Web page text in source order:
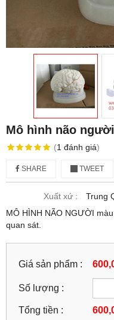
Mô hình não người
(1 đánh giá)
SHARE TWEET
Xuất xứ :
Trung
MÔ HÌNH NÃO NGƯỜI
quan sát.
Giá sản phẩm :
Số lượng :
Tổng tiền :